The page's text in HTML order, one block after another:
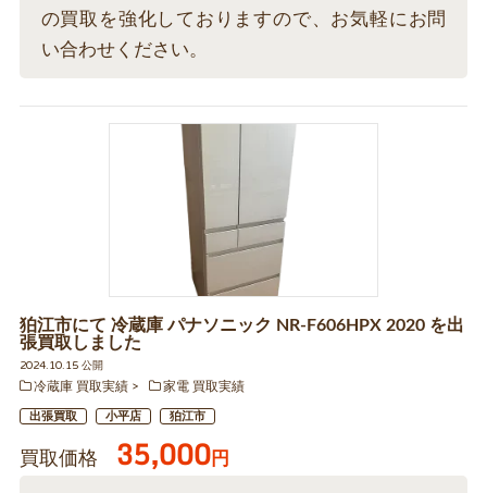
の買取を強化しておりますので、お気軽にお問
い合わせください。
狛江市にて 冷蔵庫 パナソニック NR-F606HPX 2020 を出
張買取しました
2024.10.15 公開
冷蔵庫 買取実績
家電 買取実績
出張買取 小平店 狛江市
買取価格 35,000円